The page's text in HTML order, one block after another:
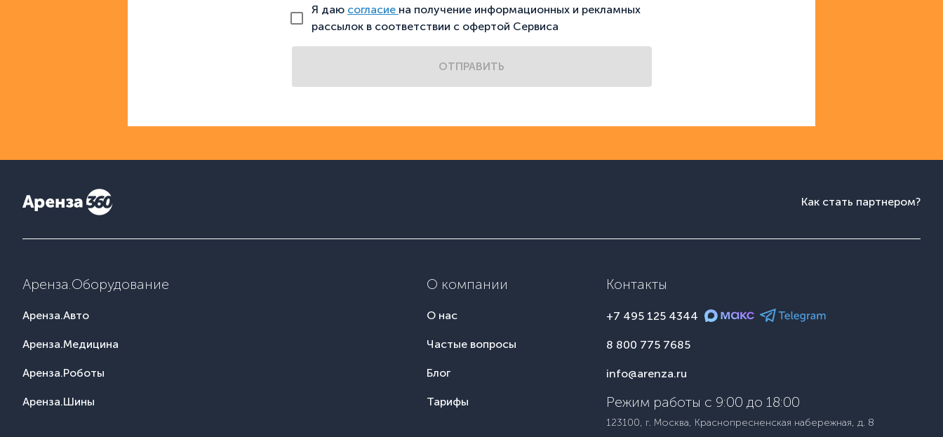
Я даю согласие на получение информационных и рекламных
рассылок в соответствии с офертой Сервиса
ОТПРАВИТЬ
Как стать партнером?
Аренза.Оборудование
Аренза.Авто
Аренза.Медицина
Аренза.Роботы
Аренза.Шины
О компании
О нас
Частые вопросы
Блог
Тарифы
Контакты
+7 495 125 4344
8 800 775 7685
info@arenza.ru
Режим работы с 9:00 до 18:00
123100, г. Москва, Краснопресненская набережная, д. 8